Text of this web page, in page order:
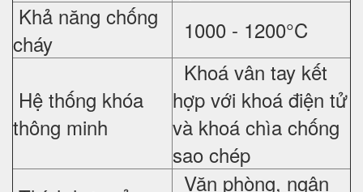
Khả năng chống
cháy
1000 - 1200°C
Hệ thống khóa
thông minh
Khoá vân tay kết
hợp với khoá điện tử
và khoá chìa chống
sao chép
Văn phòng, ngân